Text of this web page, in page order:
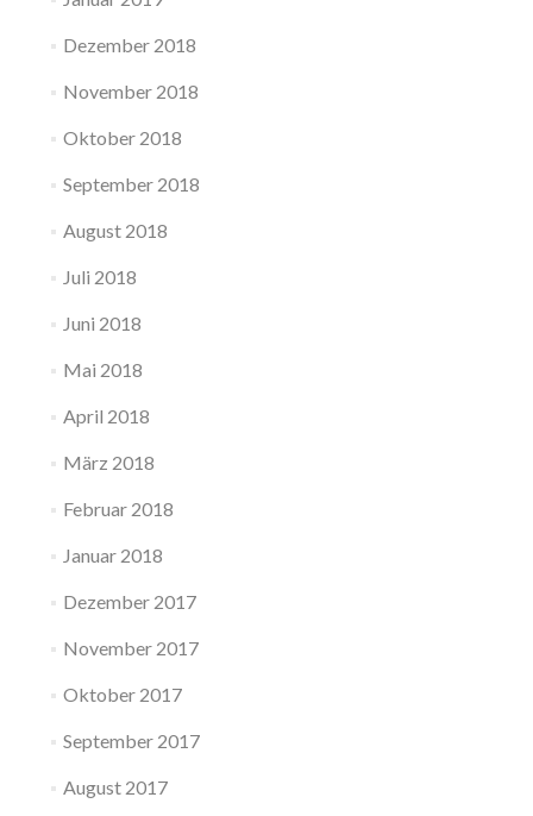
Dezember 2018
November 2018
Oktober 2018
September 2018
August 2018
Juli 2018
Juni 2018
Mai 2018
April 2018
März 2018
Februar 2018
Januar 2018
Dezember 2017
November 2017
Oktober 2017
September 2017
August 2017